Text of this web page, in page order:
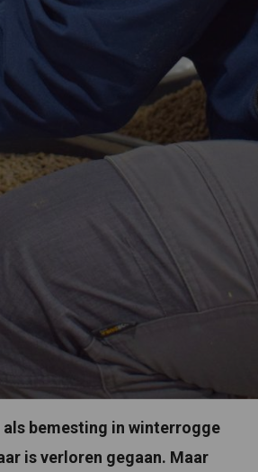
bemesting in winterrogge
is verloren gegaan. Maar